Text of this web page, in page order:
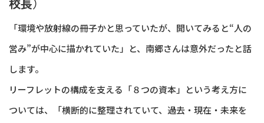
「環境や放射線の冊子かと思っていたが、開いてみると“人の
営み”が中心に描かれていた」と、南郷さんは意外だったと話
します。
リーフレットの構成を支える「８つの資本」という考え方に
ついては、「横断的に整理されていて、過去・現在・未来を